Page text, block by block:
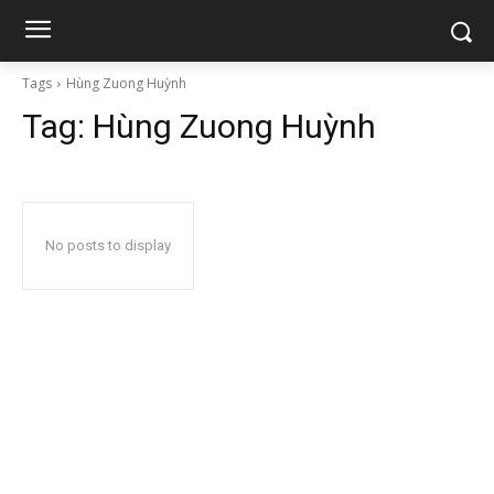
Tags Hùng Zuong Huỳnh
Tag: Hùng Zuong Huỳnh
No posts to display